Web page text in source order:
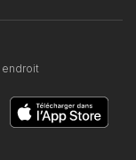
endroit